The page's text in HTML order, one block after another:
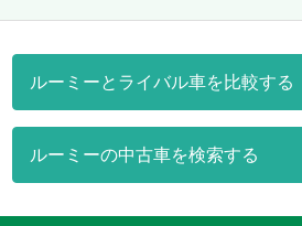
ルーミーとライバル車を比較する
ルーミーの中古車を検索する